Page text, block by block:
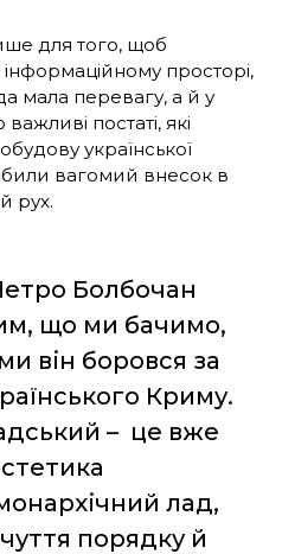
для того, щоб
просторі,
мала перевагу, а й у
постаті, які
української
вагомий внесок в
рух.
Болбочан
що ми бачимо,
він боровся за
Криму.
– це вже
лад,
порядку й